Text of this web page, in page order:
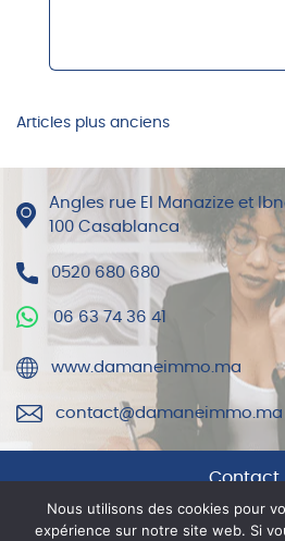
NAVIGATION
Articles plus anciens
Angles rue El Manazize et
100 Casablanca
0520 680 680
06 63 74 36 41
www.damaneimmo.ma
contact@damaneimmo.ma
Contact
Mentions
Nous utilisons des cookies pour
expérience sur notre site web. Si